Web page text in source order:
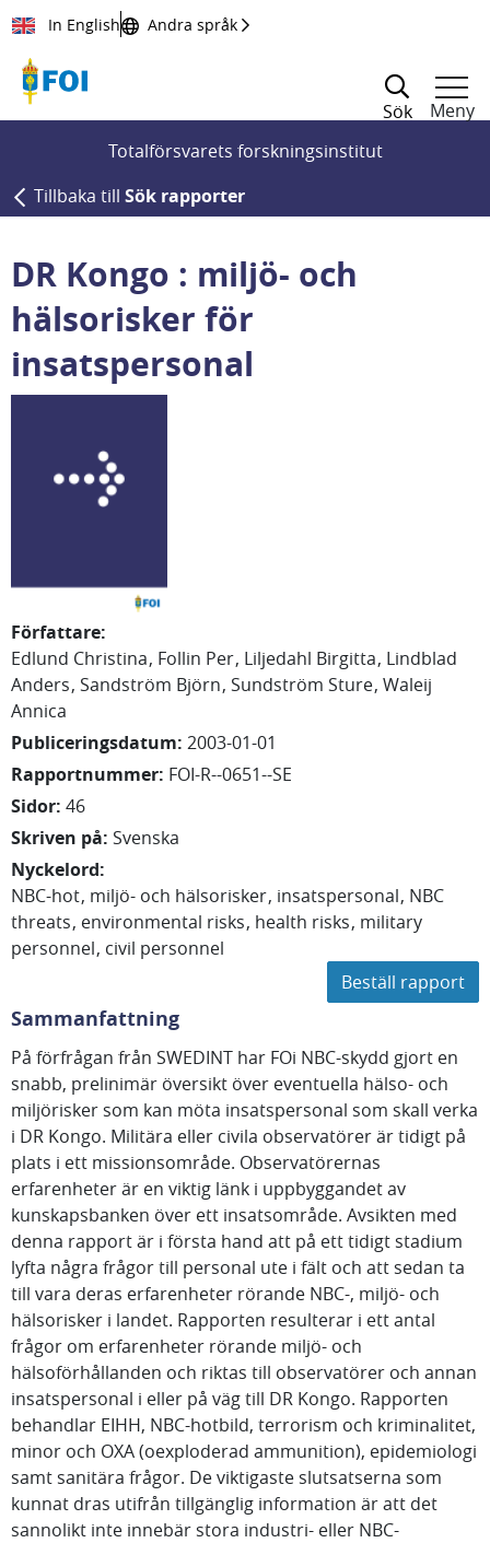
Till innehållet
In English Andra språk
Sök
Meny
Totalförsvarets forskningsinstitut
Tillbaka till Sök rapporter
DR Kongo : miljö- och
hälsorisker för
insatspersonal
Författare:
Edlund Christina Follin Per Liljedahl Birgitta Lindblad
Anders Sandström Björn Sundström Sture Waleij
Annica
Publiceringsdatum: 2003-01-01
Rapportnummer: FOI-R--0651--SE
Sidor: 46
Skriven på: Svenska
Nyckelord:
NBC-hot miljö- och hälsorisker insatspersonal NBC
threats environmental risks health risks military
personnel civil personnel
Beställ rapport
Sammanfattning
På förfrågan från SWEDINT har FOi NBC-skydd gjort en
snabb, prelinimär översikt över eventuella hälso- och
miljörisker som kan möta insatspersonal som skall verka
i DR Kongo. Militära eller civila observatörer är tidigt på
plats i ett missionsområde. Observatörernas
erfarenheter är en viktig länk i uppbyggandet av
kunskapsbanken över ett insatsområde. Avsikten med
denna rapport är i första hand att på ett tidigt stadium
lyfta några frågor till personal ute i fält och att sedan ta
till vara deras erfarenheter rörande NBC-, miljö- och
hälsorisker i landet. Rapporten resulterar i ett antal
frågor om erfarenheter rörande miljö- och
hälsoförhållanden och riktas till observatörer och annan
insatspersonal i eller på väg till DR Kongo. Rapporten
behandlar EIHH, NBC-hotbild, terrorism och kriminalitet,
minor och OXA (oexploderad ammunition), epidemiologi
samt sanitära frågor. De viktigaste slutsatserna som
kunnat dras utifrån tillgänglig information är att det
sannolikt inte innebär stora industri- eller NBC-